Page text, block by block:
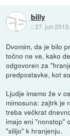
billy
::27. jun
Dvomim, da je bilo
točno ne ve, kako
odgovoren za
predpostavke, kot
Ljudje imamo že v
mimosuna: zajtrk je
treba večkrat
imajo eni "nonstop"
"silijo" k hranjenju.